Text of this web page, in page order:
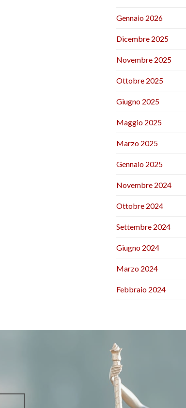
Gennaio 2026
Dicembre 2025
Novembre 2025
Ottobre 2025
Giugno 2025
Maggio 2025
Marzo 2025
Gennaio 2025
Novembre 2024
Ottobre 2024
Settembre 2024
Giugno 2024
Marzo 2024
Febbraio 2024